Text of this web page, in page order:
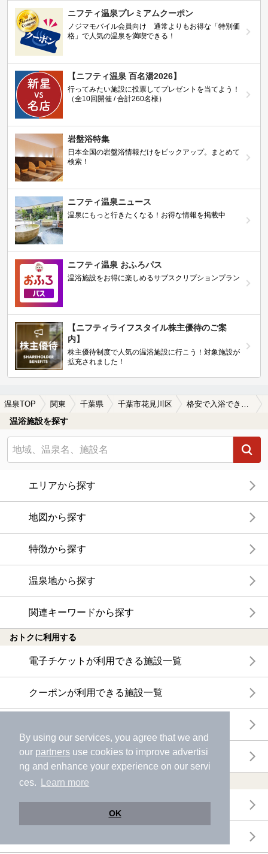
By using our services, you agree that we and
our partners use cookies to improve advertisi
ng and enhance your experience on our servi
ces.
Learn more
OK
ニフティ温泉プレミアムクーポン
ノジマモバイル会員向け 通常よりもお得な「特別価
格」で人気の温泉を満喫できる！
【ニフティ温泉 百名湯2026】
行ってみたい施設に投票してプレゼントを当てよう！
（全10回開催 / 合計260名様）
岩盤浴特集
日本全国の岩盤浴情報だけをピックアップ。まとめて
検索！
ニフティ温泉ニュース
温泉にもっと行きたくなる！お得な情報を掲載中
ニフティ温泉 おふろパス
温浴施設をお得に楽しめるサブスクリプションプラン
【ニフティライフスタイル株主優待のご案
内】
株主優待制度で人気の温浴施設に行こう！対象施設が
拡充されました！
温泉TOP 関東 千葉県 千葉市花見川区
温浴施設を探す
エリアから探す
地図から探す
特徴から探す
温泉地から探す
関連キーワードから探す
おトクに利用する
電子チケットが利用できる施設一覧
クーポンが利用できる施設一覧
今月の新着電子チケット・クーポン一覧
特集・ニュース
ニフティ温泉ニュース